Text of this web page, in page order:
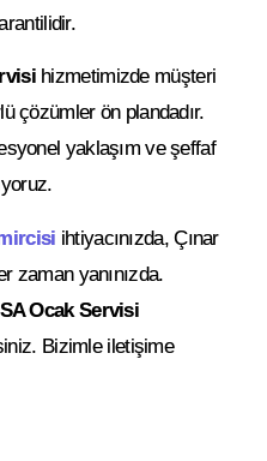
hizmetimizde müşteri
çözümler ön plandadır.
yaklaşım ve şeffaf
ihtiyacınızda, Çınar
zaman yanınızda.
Ocak Servisi
Bizimle iletişime